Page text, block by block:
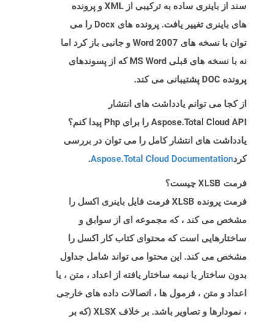
سند از باینری ساده به ترکیبی از XML و پرونده
های باینری تغییر یافت. پرونده های Docx را می
توان با نسخه های Word 2007 و جانبی باز کرد اما
نه با نسخه های قبلی MS Word که از پسوندهای
پرونده DOC پشتیبانی می کند.
از کجا می توانم یادداشت های انتشار
Aspose.Total Cloud API را برای Php پیدا کنم؟
یادداشت های انتشار کامل را می توان در بررسی
کردAspose.Total Cloud Documentation
.
فرمت XLSB چیست؟
فرمت پرونده XLSB فرمت فایل باینری اکسل را
مشخص می کند ، که مجموعه ای از سوابق و
ساختارهایی است که محتوای کتاب کار اکسل را
مشخص می کند. این محتوا می تواند شامل جداول
بدون ساختار یا نیمه ساختار یافته از اعداد ، متن ، یا
اعداد و متن ، فرمول ها ، اتصالات داده های خارجی
، نمودارها و تصاویر باشد. بر خلاف XLSX (که بر